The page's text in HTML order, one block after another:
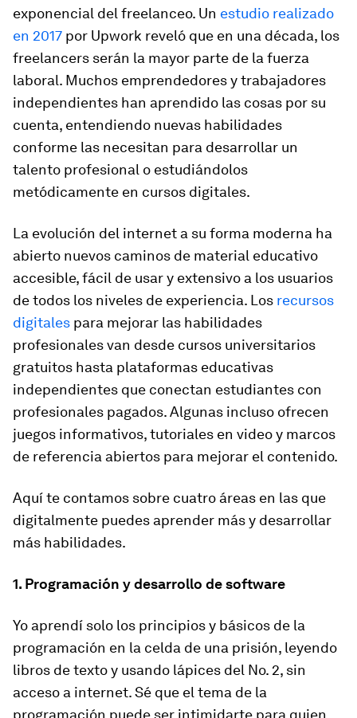
exponencial del freelanceo. Un estudio realizado
en 2017 por Upwork reveló que en una década, los
freelancers serán la mayor parte de la fuerza
laboral. Muchos emprendedores y trabajadores
independientes han aprendido las cosas por su
cuenta, entendiendo nuevas habilidades
conforme las necesitan para desarrollar un
talento profesional o estudiándolos
metódicamente en cursos digitales.
La evolución del internet a su forma moderna ha
abierto nuevos caminos de material educativo
accesible, fácil de usar y extensivo a los usuarios
de todos los niveles de experiencia. Los recursos
digitales para mejorar las habilidades
profesionales van desde cursos universitarios
gratuitos hasta plataformas educativas
independientes que conectan estudiantes con
profesionales pagados. Algunas incluso ofrecen
juegos informativos, tutoriales en video y marcos
de referencia abiertos para mejorar el contenido.
Aquí te contamos sobre cuatro áreas en las que
digitalmente puedes aprender más y desarrollar
más habilidades.
1. Programación y desarrollo de software
Yo aprendí solo los principios y básicos de la
programación en la celda de una prisión, leyendo
libros de texto y usando lápices del No. 2, sin
acceso a internet. Sé que el tema de la
programación puede ser intimidarte para quien